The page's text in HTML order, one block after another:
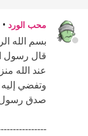
محب الورد •
بسم الله
قال رسول
عند الله
وتفضي
صدق رسول